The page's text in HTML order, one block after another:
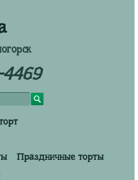
4469
Праздничные торты